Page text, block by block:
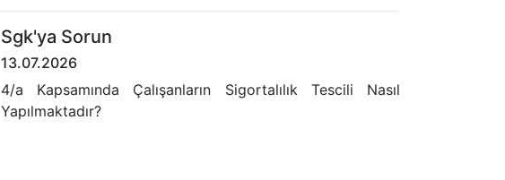
Sgk'ya Sorun
13.07.2026
4/a Kapsamında Çalışanların Sigortalılık Tescili Nasıl
Yapılmaktadır?